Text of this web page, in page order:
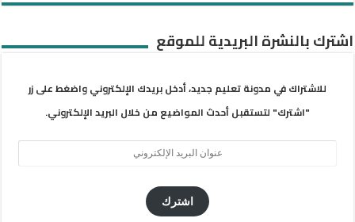
اشترك بالنشرة البريدية للموقع
للاشتراك في مدونة تعليم جديد، أدخل بريدك الإلكتروني واضغط على زر
"اشترك" لتستقبل أحدث المواضيع من خلال البريد الإلكتروني.
اشترك